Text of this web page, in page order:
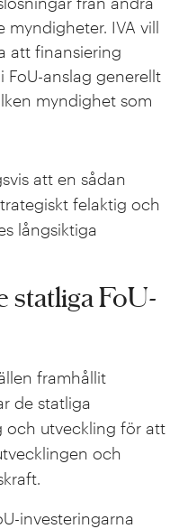
myndigheter. IVA vill
att finansiering
anslag generellt
myndighet som
att en sådan
felaktig och
långsiktiga
statliga FoU-
framhållit
de statliga
och utveckling för att
och
investeringarna